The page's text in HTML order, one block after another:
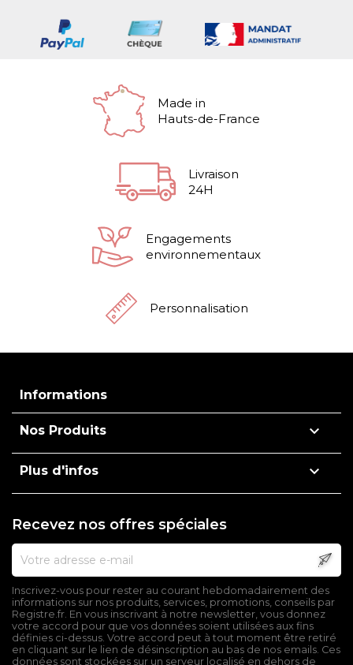
Made in
Hauts-de-France
Livraison
24H
Engagements
environnementaux
Personnalisation
Informations
Nos Produits 
Plus d'infos 
Recevez nos offres spéciales
Inscrivez-vous pour rester au courant hebdomadairement des
informations sur nos produits, services, promotions, conseils par
Registre.fr. En vous inscrivant à notre newsletter, vous donnez
votre accord pour que vos données soient utilisées aux fins
définies ci-dessus. Votre accord peut à tout moment être retiré
en cliquant sur le lien de désinscription au bas de nos emails. Ces
données sont stockées sur un serveur localisé en dehors de